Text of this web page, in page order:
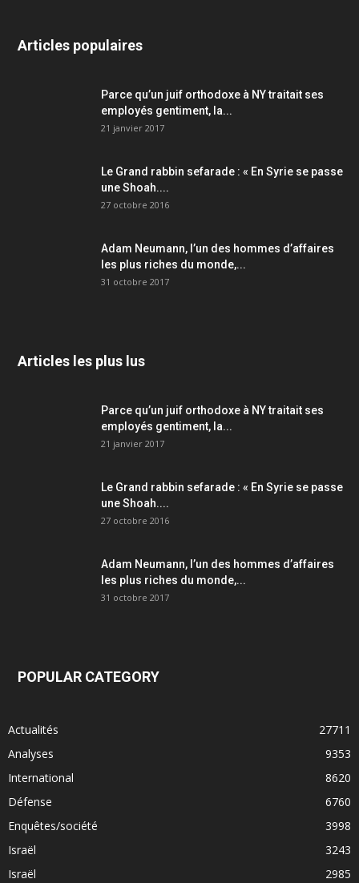
Articles populaires
Parce qu’un juif orthodoxe à NY traitait ses
employés gentiment, la...
21 janvier 2017
Le Grand rabbin sefarade : « En Syrie se passe
une Shoah....
27 octobre 2016
Adam Neumann, l’un des hommes d’affaires
les plus riches du monde,...
31 octobre 2017
Articles les plus lus
Parce qu’un juif orthodoxe à NY traitait ses
employés gentiment, la...
21 janvier 2017
Le Grand rabbin sefarade : « En Syrie se passe
une Shoah....
27 octobre 2016
Adam Neumann, l’un des hommes d’affaires
les plus riches du monde,...
31 octobre 2017
POPULAR CATEGORY
Actualités
27711
Analyses
9353
International
8620
Défense
6760
Enquêtes/société
3998
Israël
3243
Israël
2985